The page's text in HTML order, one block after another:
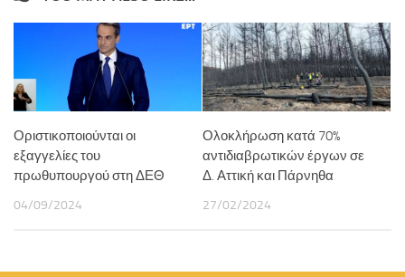
Οριστικοποιούνται οι
εξαγγελίες του
πρωθυπουργού στη ΔΕΘ
04/09/2024
Ολοκλήρωση κατά 70%
αντιδιαβρωτικών έργων σε
Δ. Αττική και Πάρνηθα
27/02/2024